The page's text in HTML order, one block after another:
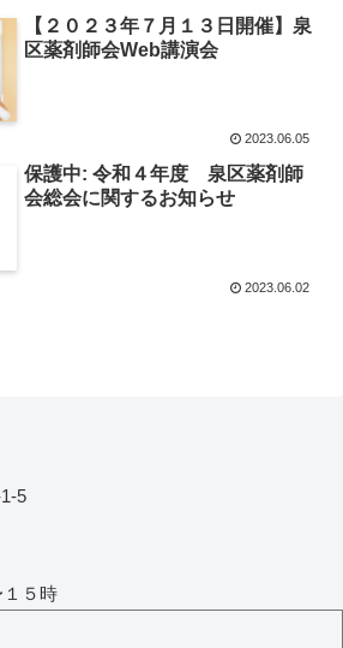
【２０２３年７月１３日開催】泉
区薬剤師会Web講演会
2023.06.05
保護中: 令和４年度 泉区薬剤師
会総会に関するお知らせ
2023.06.02
5
５時